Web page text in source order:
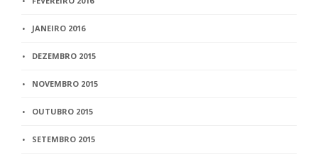
JANEIRO 2016
DEZEMBRO 2015
NOVEMBRO 2015
OUTUBRO 2015
SETEMBRO 2015